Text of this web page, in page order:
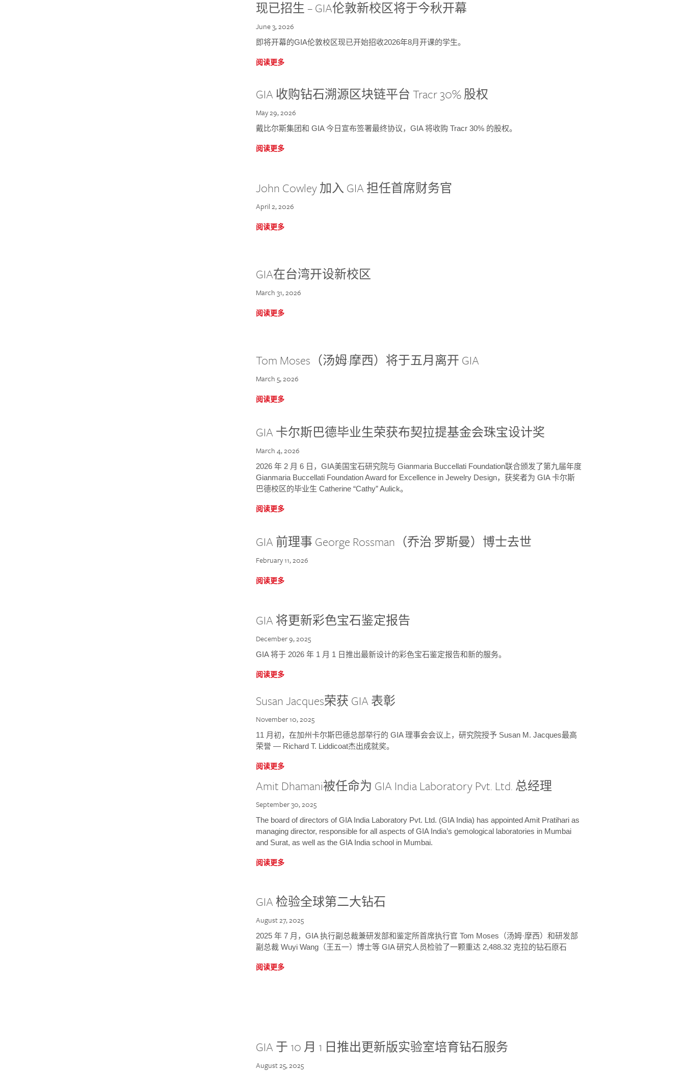
现已招生 – GIA伦敦新校区将于今秋开幕
June 3, 2026
即将开幕的GIA伦敦校区现已开始招收2026年8月开课的学生。
阅读更多
GIA 收购钻石溯源区块链平台 Tracr 30% 股权
May 29, 2026
戴比尔斯集团和 GIA 今日宣布签署最终协议，GIA 将收购 Tracr 30% 的股权。
阅读更多
John Cowley 加入 GIA 担任首席财务官
April 2, 2026
阅读更多
GIA在台湾开设新校区
March 31, 2026
阅读更多
Tom Moses（汤姆·摩西）将于五月离开 GIA
March 5, 2026
阅读更多
GIA 卡尔斯巴德毕业生荣获布契拉提基金会珠宝设计奖
March 4, 2026
2026 年 2 月 6 日，GIA美国宝石研究院与 Gianmaria Buccellati Foundation联合颁发了第九届年度
Gianmaria Buccellati Foundation Award for Excellence in Jewelry Design，获奖者为 GIA 卡尔斯
巴德校区的毕业生 Catherine “Cathy” Aulick。
阅读更多
GIA 前理事 George Rossman（乔治·罗斯曼）博士去世
February 11, 2026
阅读更多
GIA 将更新彩色宝石鉴定报告
December 9, 2025
GIA 将于 2026 年 1 月 1 日推出最新设计的彩色宝石鉴定报告和新的服务。
阅读更多
Susan Jacques荣获 GIA 表彰
November 10, 2025
11 月初，在加州卡尔斯巴德总部举行的 GIA 理事会会议上，研究院授予 Susan M. Jacques最高
荣誉 — Richard T. Liddicoat杰出成就奖。
阅读更多
Amit Dhamani被任命为 GIA India Laboratory Pvt. Ltd. 总经理
September 30, 2025
The board of directors of GIA India Laboratory Pvt. Ltd. (GIA India) has appointed Amit Pratihari as
managing director, responsible for all aspects of GIA India’s gemological laboratories in Mumbai
and Surat, as well as the GIA India school in Mumbai.
阅读更多
GIA 检验全球第二大钻石
August 27, 2025
2025 年 7 月，GIA 执行副总裁兼研发部和鉴定所首席执行官 Tom Moses（汤姆·摩西）和研发部
副总裁 Wuyi Wang（王五一）博士等 GIA 研究人员检验了一颗重达 2,488.32 克拉的钻石原石
阅读更多
GIA 于 10 月 1 日推出更新版实验室培育钻石服务
August 25, 2025